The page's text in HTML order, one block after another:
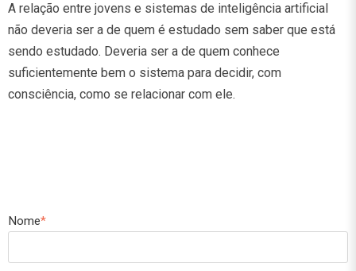
A relação entre jovens e sistemas de inteligência artificial
não deveria ser a de quem é estudado sem saber que está
sendo estudado. Deveria ser a de quem conhece
suficientemente bem o sistema para decidir, com
consciência, como se relacionar com ele.
Nome*